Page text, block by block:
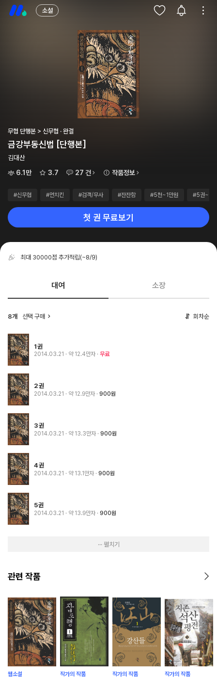
소설
무협 단행본 > 신무협 · 완결
금강부동신법 [단행본]
김대산
6.1만
3.7 27 건 작품정보
#신무협 #먼치킨 #검객/무사 #잔잔함 #5천~1만원 #5권~10
첫 권 무료보기
최대 30000점 추가적립(~8/9)
대여 소장
8개 선택 구매 회차순
1권
2014.03.21 · 약 12.4만자 무료
2권
2014.03.21 · 약 12.9만자 900원
3권
2014.03.21 · 약 13.3만자 900원
4권
2014.03.21 · 약 13.1만자 900원
5권
2014.03.21 · 약 13.9만자 900원
··· 펼치기
관련 작품
웹소설 작가의 작품 작가의 작품 작가의 작품